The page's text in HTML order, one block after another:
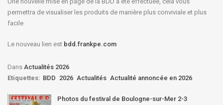
permettra de visualiser les produits de manière plus conviviale et plus
facile
Le nouveau lien est bdd.frankpe.com
Dans Actualités 2026
Etiquettes: BDD 2026 Actualités Actualité annoncée en 2026
Photos du festival de Boulogne-sur-Mer 2-3